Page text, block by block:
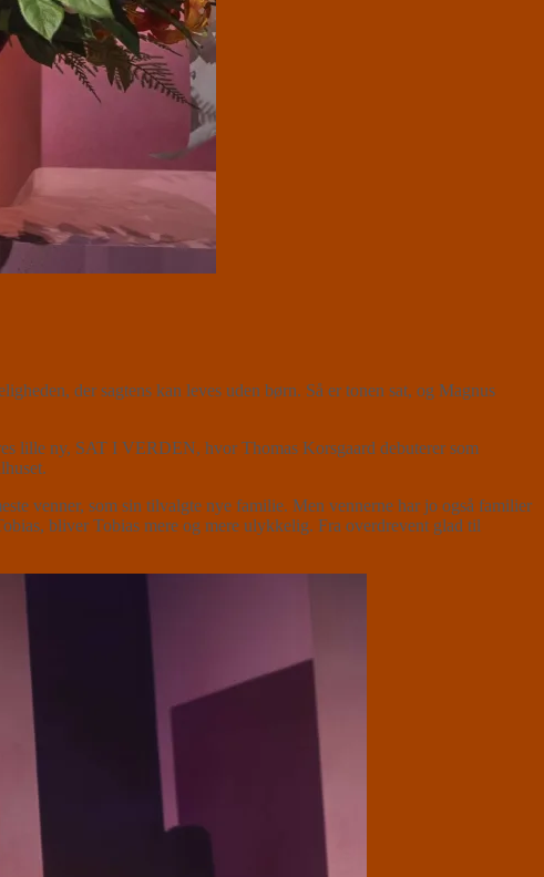
der sagtens kan leves uden børn. Så er tonen sat, og Magnus
lille ny, SAT I VERDEN, hvor Thomas Korsgaard debuterer som
venner, som sin tilvalgte nye familie. Men vennerne har jo også familier
bliver Tobias mere og mere ulykkelig. Fra overdrevent glad til